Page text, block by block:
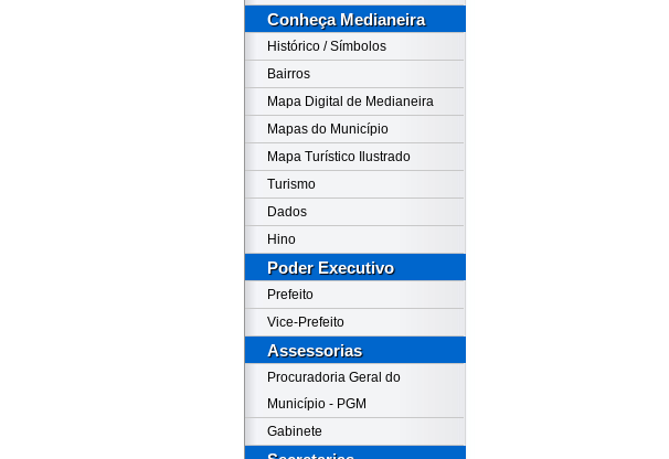
Conheça Medianeira
Histórico / Símbolos
Bairros
Mapa Digital de Medianeira
Mapas do Município
Mapa Turístico Ilustrado
Turismo
Dados
Hino
Poder Executivo
Prefeito
Vice-Prefeito
Assessorias
Procuradoria Geral do
Município - PGM
Gabinete